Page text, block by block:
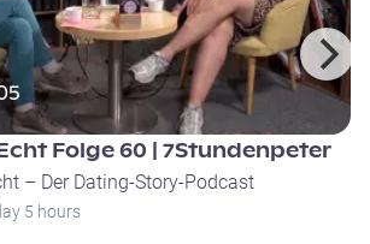
Folge 60 | 7Stundenpeter
– Der Dating-Story-Podcast
5 hours